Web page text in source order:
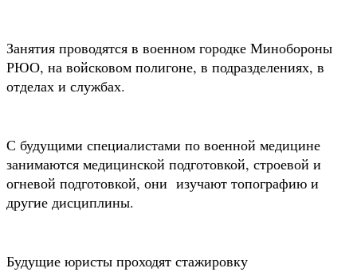
Занятия проводятся в военном городке Минобороны
РЮО, на войсковом полигоне, в подразделениях, в
отделах и службах.
С будущими специалистами по военной медицине
занимаются медицинской подготовкой, строевой и
огневой подготовкой, они изучают топографию и
другие дисциплины.
Будущие юристы проходят стажировку